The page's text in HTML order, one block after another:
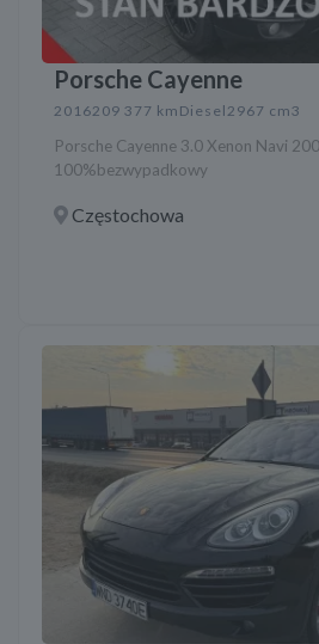
Porsche Cayenne
2016209 377 km Diesel2967 cm3
Porsche Cayenne 3.0 Xenon Navi
100%bezwypadkowy
Częstochowa